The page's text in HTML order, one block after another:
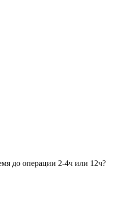
до операции 2-4ч или 12ч?